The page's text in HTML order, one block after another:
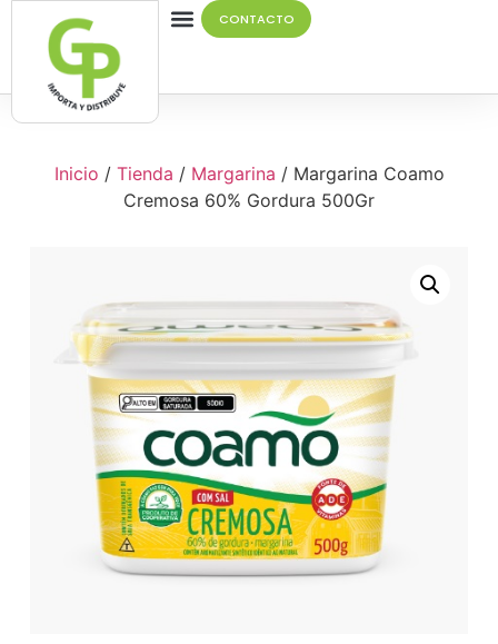
CONTACTO
Inicio / Tienda / Margarina / Margarina Coamo
Cremosa 60% Gordura 500Gr